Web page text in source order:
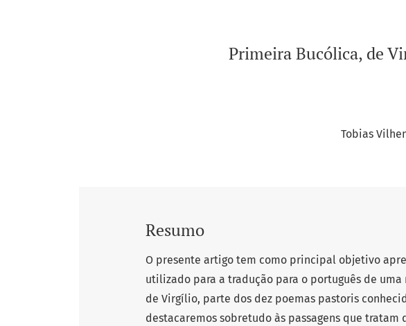
Primeira Bucólica, de
Tobias
Resumo
O presente artigo tem como principal objetivo
utilizado para a tradução para o português de uma
de Virgílio, parte dos dez poemas pastoris
destacaremos sobretudo às passagens que tratam